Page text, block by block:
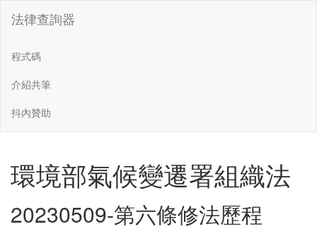
法律查詢器
程式碼
介紹共筆
抖內贊助
環境部氣候變遷署組織法
20230509-第六條修法歷程